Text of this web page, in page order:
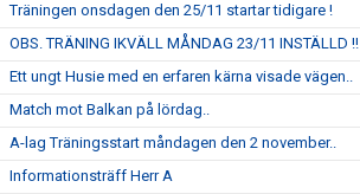
Träningen onsdagen den 25/11 startar tidigare !
OBS. TRÄNING IKVÄLL MÅNDAG 23/11 INSTÄLLD !!
Ett ungt Husie med en erfaren kärna visade vägen..
Match mot Balkan på lördag..
A-lag Träningsstart måndagen den 2 november..
Informationsträff Herr A